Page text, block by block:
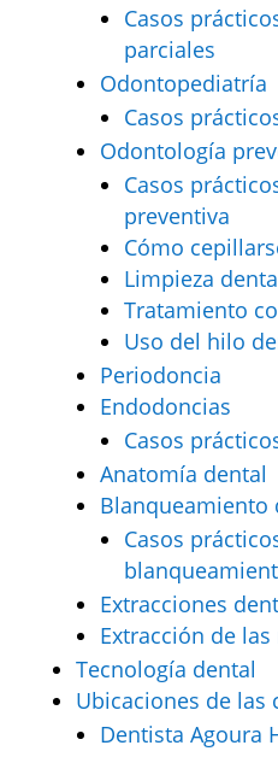
Casos
parciales
Odontopediatría
Casos
Odontología
Casos
preventiva
Cómo
Limpieza
Tratamiento
Uso del hilo
Periodoncia
Endodoncias
Casos
Anatomía dental
Blanqueamiento
Casos
Extracciones
Extracción de
Tecnología dental
Ubicaciones de las
Dentista Agoura